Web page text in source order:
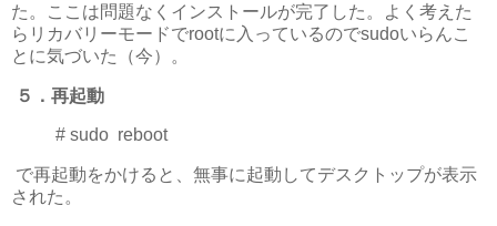
た。ここは問題なくインストールが完了した。よく考えた
らリカバリーモードでrootに入っているのでsudoいらんこ
とに気づいた（今）。
５．再起動
# sudo reboot
で再起動をかけると、無事に起動してデスクトップが表示
された。